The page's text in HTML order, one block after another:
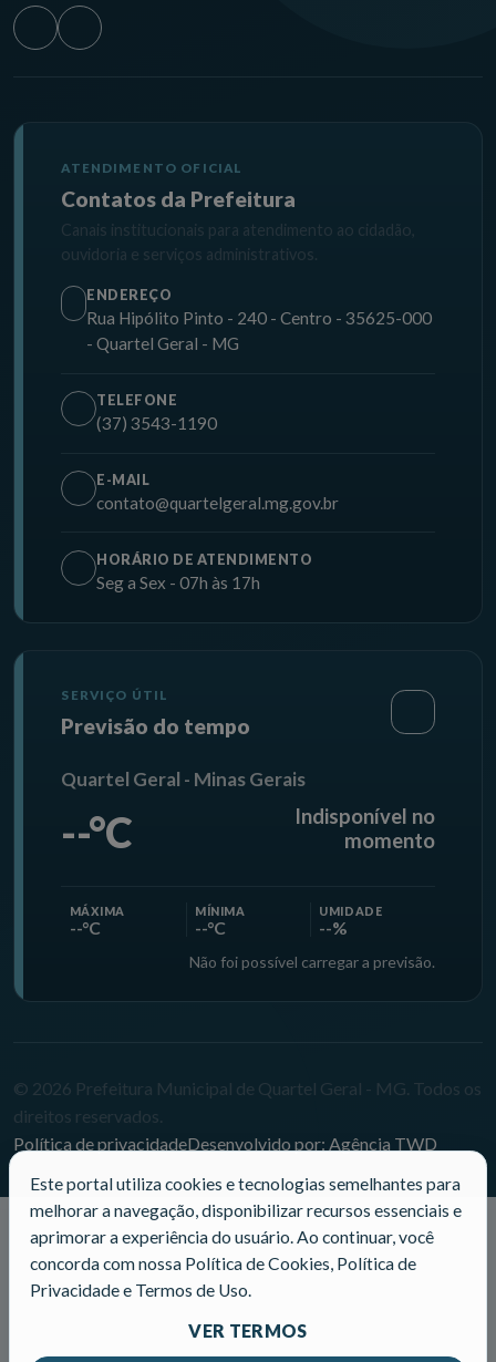
ATENDIMENTO OFICIAL
Contatos da Prefeitura
Canais institucionais para atendimento ao cidadão,
ouvidoria e serviços administrativos.
ENDEREÇO
Rua Hipólito Pinto - 240 - Centro - 35625-000
- Quartel Geral - MG
TELEFONE
(37) 3543-1190
E-MAIL
contato@quartelgeral.mg.gov.br
HORÁRIO DE ATENDIMENTO
Seg a Sex - 07h às 17h
SERVIÇO ÚTIL
Previsão do tempo
Quartel Geral - Minas Gerais
--°C
Indisponível no
momento
MÁXIMA
--°C
MÍNIMA
--°C
UMIDADE
--%
Não foi possível carregar a previsão.
© 2026 Prefeitura Municipal de Quartel Geral - MG. Todos os
direitos reservados.
Política de privacidadeDesenvolvido por: Agência TWD
Este portal utiliza cookies e tecnologias semelhantes para
melhorar a navegação, disponibilizar recursos essenciais e
aprimorar a experiência do usuário. Ao continuar, você
concorda com nossa Política de Cookies, Política de
Privacidade e Termos de Uso.
VER TERMOS